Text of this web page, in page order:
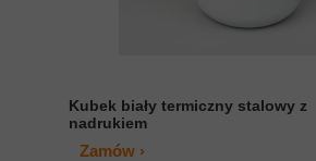
Kubek biały termiczny stalowy z
nadrukiem
Zamów ›